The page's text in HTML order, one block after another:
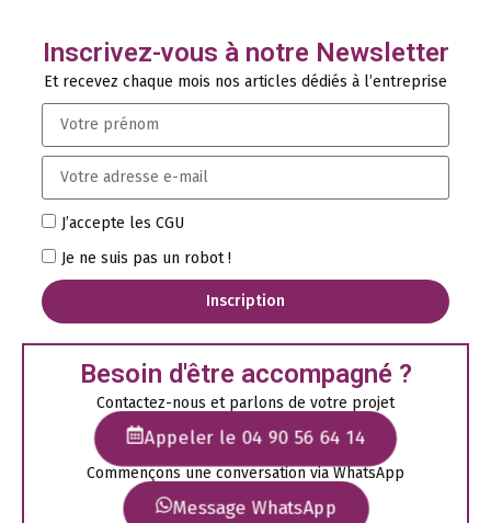
Inscrivez-vous à notre Newsletter
Et recevez chaque mois nos articles dédiés à l’entreprise
J’accepte les CGU
Je ne suis pas un robot !
Inscription
Besoin d'être accompagné ?
Contactez-nous et parlons de votre projet
Appeler le 04 90 56 64 14
Commençons une conversation via WhatsApp
Message WhatsApp